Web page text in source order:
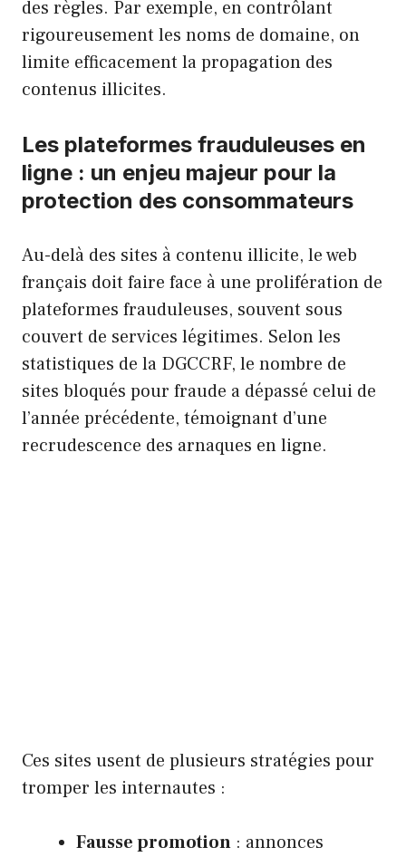
des règles. Par exemple, en contrôlant
rigoureusement les noms de domaine, on
limite efficacement la propagation des
contenus illicites.
Les plateformes frauduleuses en
ligne : un enjeu majeur pour la
protection des consommateurs
Au-delà des sites à contenu illicite, le web
français doit faire face à une prolifération de
plateformes frauduleuses, souvent sous
couvert de services légitimes. Selon les
statistiques de la DGCCRF, le nombre de
sites bloqués pour fraude a dépassé celui de
l’année précédente, témoignant d’une
recrudescence des arnaques en ligne.
Ces sites usent de plusieurs stratégies pour
tromper les internautes :
Fausse promotion : annonces